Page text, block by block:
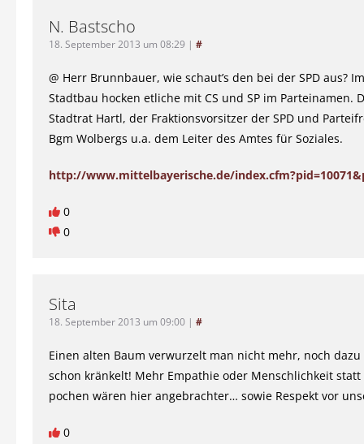
N. Bastscho
18. September 2013 um 08:29 | #
@ Herr Brunnbauer, wie schaut’s den bei der SPD aus?
Stadtbau hocken etliche mit CS und SP im Parteinamen.
Stadtrat Hartl, der Fraktionsvorsitzer der SPD und
Bgm Wolbergs u.a. dem Leiter des Amtes für Soziales.
http://www.mittelbayerische.de/
0
0
Sita
18. September 2013 um 09:00 | #
Einen alten Baum verwurzelt man nicht mehr, noch
schon kränkelt! Mehr Empathie oder Menschlichkeit statt
pochen wären hier angebrachter… sowie Respekt vor
0